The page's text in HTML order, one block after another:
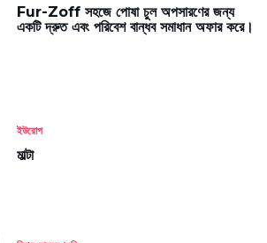
Fur-Zoff সহজে পোষা চুল অপসারণের জন্য
একটি দ্রুত এবং পরিবেশ বান্ধব সমাধান অফার করে।
ইউরোপ
মাল্টা